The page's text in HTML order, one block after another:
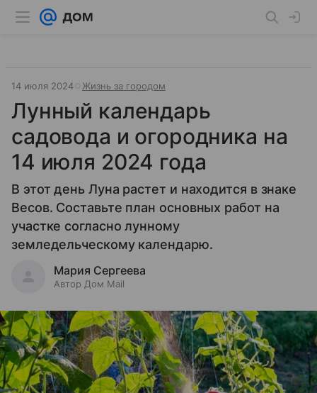
14 июля 2024 Жизнь за городом
Лунный календарь
садовода и огородника на
14 июля 2024 года
В этот день Луна растет и находится в знаке
Весов. Составьте план основных работ на
участке согласно лунному
земледельческому календарю.
Мария Сергеева
Автор Дом Mail